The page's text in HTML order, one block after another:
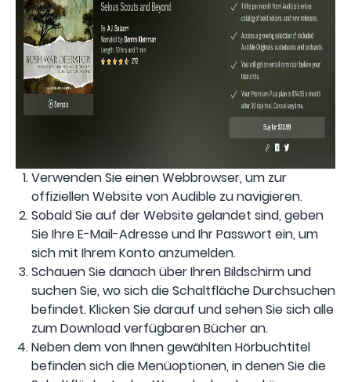
Verwenden Sie einen Webbrowser, um zur
offiziellen Website von Audible zu navigieren.
Sobald Sie auf der Website gelandet sind, geben
Sie Ihre E-Mail-Adresse und Ihr Passwort ein, um
sich mit Ihrem Konto anzumelden.
Schauen Sie danach über Ihren Bildschirm und
suchen Sie, wo sich die Schaltfläche Durchsuchen
befindet. Klicken Sie darauf und sehen Sie sich alle
zum Download verfügbaren Bücher an.
Neben dem von Ihnen gewählten Hörbuchtitel
befinden sich die Menüoptionen, in denen Sie die